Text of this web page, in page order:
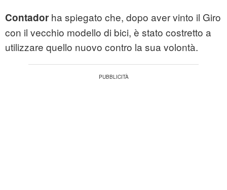
Contador ha spiegato che, dopo aver vinto il Giro
con il vecchio modello di bici, è stato costretto a
utilizzare quello nuovo contro la sua volontà.